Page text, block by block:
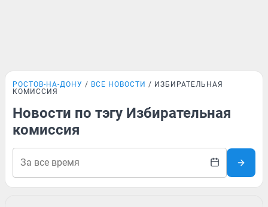
РОСТОВ-НА-ДОНУ ВСЕ НОВОСТИ
ИЗБИРАТЕЛЬНАЯ
КОМИССИЯ
Новости по тэгу Избирательная
комиссия